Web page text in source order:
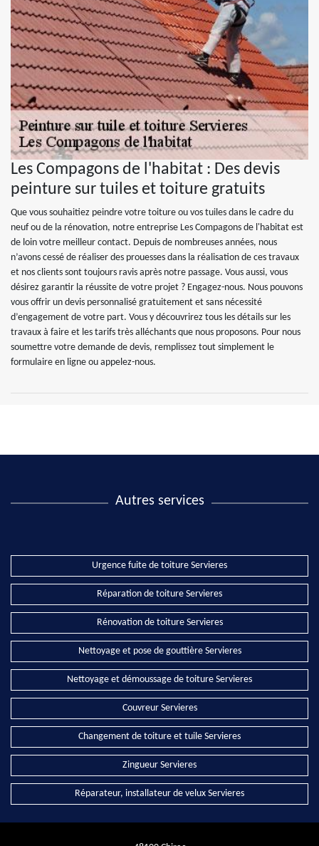
Les Compagons de l'habitat : Des devis
peinture sur tuiles et toiture gratuits
Que vous souhaitiez peindre votre toiture ou vos tuiles dans le cadre du
neuf ou de la rénovation, notre entreprise Les Compagons de l'habitat est
de loin votre meilleur contact. Depuis de nombreuses années, nous
n’avons cessé de réaliser des prouesses dans la réalisation de ces travaux
et nos clients sont toujours ravis après notre passage. Vous aussi, vous
désirez garantir la réussite de votre projet ? Engagez-nous. Nous pouvons
vous offrir un devis personnalisé gratuitement et sans nécessité
d’engagement de votre part. Vous y découvrirez tous les détails sur les
travaux à faire et les tarifs très alléchants que nous proposons. Pour nous
soumettre votre demande de devis, remplissez tout simplement le
formulaire en ligne ou appelez-nous.
Autres services
Urgence fuite de toiture Servieres
Réparation de toiture Servieres
Rénovation de toiture Servieres
Nettoyage et pose de gouttière Servieres
Nettoyage et démoussage de toiture Servieres
Couvreur Servieres
Changement de toiture et tuile Servieres
Zingueur Servieres
Réparateur, installateur de velux Servieres